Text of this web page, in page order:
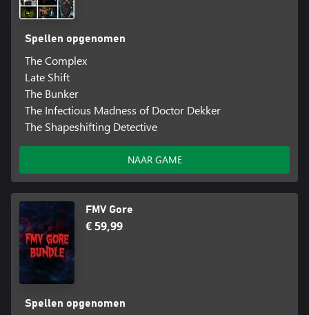
Spellen opgenomen
The Complex
Late Shift
The Bunker
The Infectious Madness of Doctor Dekker
The Shapeshifting Detective
NAAR GAME
FMV Gore
€ 59,99
Spellen opgenomen